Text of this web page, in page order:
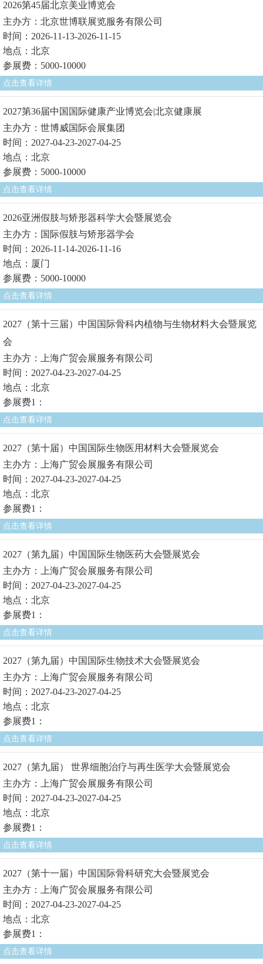
2026第45届北京美业博览会
主办方：北京世博联展览服务有限公司
时间：2026-11-13-2026-11-15
地点：北京
参展费：5000-10000
点击查看详情
2027第36届中国国际健康产业博览会|北京健康展
主办方：世博威国际会展集团
时间：2027-04-23-2027-04-25
地点：北京
参展费：5000-10000
点击查看详情
2026亚洲假肢与矫形器科学大会暨展览会
主办方：国际假肢与矫形器学会
时间：2026-11-14-2026-11-16
地点：厦门
参展费：5000-10000
点击查看详情
2027（第十三届）中国国际骨科内植物与生物材料大会暨展览
会
主办方：上海广贸会展服务有限公司
时间：2027-04-23-2027-04-25
地点：北京
参展费1：
点击查看详情
2027（第十届）中国国际生物医用材料大会暨展览会
主办方：上海广贸会展服务有限公司
时间：2027-04-23-2027-04-25
地点：北京
参展费1：
点击查看详情
2027（第九届）中国国际生物医药大会暨展览会
主办方：上海广贸会展服务有限公司
时间：2027-04-23-2027-04-25
地点：北京
参展费1：
点击查看详情
2027（第九届）中国国际生物技术大会暨展览会
主办方：上海广贸会展服务有限公司
时间：2027-04-23-2027-04-25
地点：北京
参展费1：
点击查看详情
2027（第九届） 世界细胞治疗与再生医学大会暨展览会
主办方：上海广贸会展服务有限公司
时间：2027-04-23-2027-04-25
地点：北京
参展费1：
点击查看详情
2027（第十一届）中国国际骨科研究大会暨展览会
主办方：上海广贸会展服务有限公司
时间：2027-04-23-2027-04-25
地点：北京
参展费1：
点击查看详情